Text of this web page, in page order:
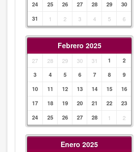
24
25 26 27 28 29
30
31
1 2 3 4 5 6
Febrero 2025
27 28 29 30 31 1
2
3
4 5 6 7 8
9
10
11 12 13 14 15
16
17
18 19 20 21 22
23
24
25 26 27 28 1 2
Enero 2025